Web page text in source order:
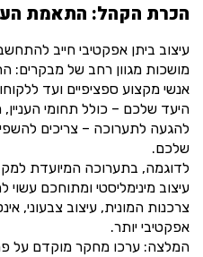
הכרת הקהל: התאמת
עיצוב ביתן אפקטיבי חייב
מושכות מגוון רחב של מבקרים:
אנשי מקצוע ספציפיים ועד
היעד שלכם – כולל תחומי
להגעה לתערוכה – צריכים
שלכם.
לדוגמה, בתערוכה המיועדת
עיצוב מינימליסטי ומתוחכם
צרכנות המונית, עיצוב צבעוני,
אפקטיבי יותר.
המלצה: ערכו מחקר מוקדם על